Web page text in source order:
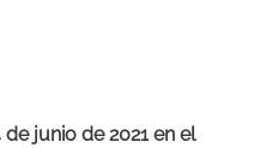
de junio de 2021 en el